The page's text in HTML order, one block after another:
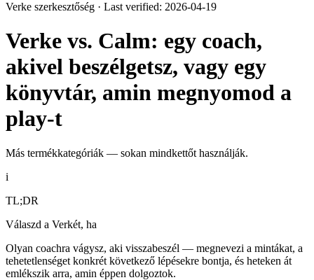
Verke szerkesztőség · Last verified: 2026-04-19
Verke vs. Calm: egy coach,
akivel beszélgetsz, vagy egy
könyvtár, amin megnyomod a
play-t
Más termékkategóriák — sokan mindkettőt használják.
i
TL;DR
Válaszd a Verkét, ha
Olyan coachra vágysz, aki visszabeszél — megnevezi a mintákat, a
tehetetlenséget konkrét következő lépésekre bontja, és heteken át
emlékszik arra, amin éppen dolgoztok.